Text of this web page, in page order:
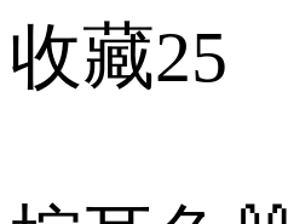
收藏25